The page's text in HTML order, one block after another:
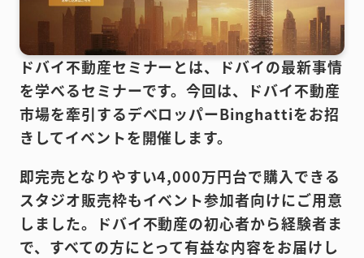
ドバイ不動産セミナーとは、ドバイの最新事情
を学べるセミナーです。今回は、ドバイ不動産
市場を牽引するデベロッパーBinghattiをお招
きしてイベントを開催します。
即完売となりやすい4,000万円台で購入できる
スタジオ販売枠もイベント参加者向けにご用意
しました。ドバイ不動産の初心者から経験者ま
で、すべての方にとって有益な内容をお届けし